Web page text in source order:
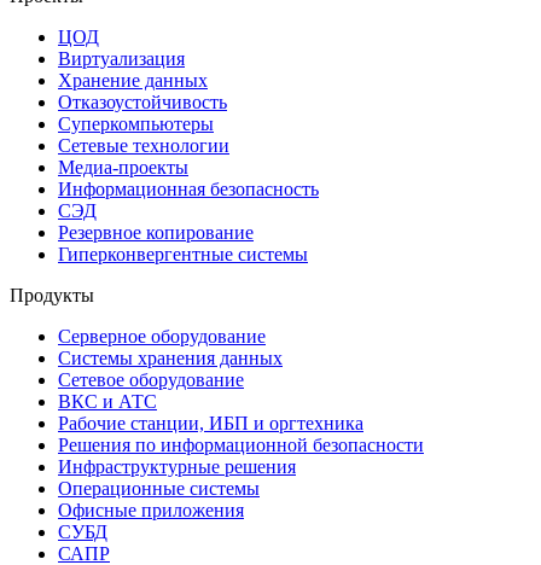
ЦОД
Виртуализация
Хранение данных
Отказоустойчивость
Суперкомпьютеры
Сетевые технологии
Медиа-проекты
Информационная безопасность
СЭД
Резервное копирование
Гиперконвергентные системы
Продукты
Серверное оборудование
Системы хранения данных
Сетевое оборудование
ВКС и АТС
Рабочие станции, ИБП и оргтехника
Решения по информационной безопасности
Инфраструктурные решения
Операционные системы
Офисные приложения
СУБД
САПР